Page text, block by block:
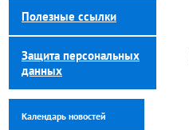
Полезные ссылки
Защита персональных
данных
Календарь новостей